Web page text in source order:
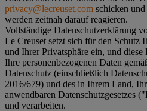
privacy@lecreuset.com schicken
werden zeitnah darauf reagieren.
Vollständige Datenschutzerklärung
Le Creuset setzt sich für den Schutz
und Ihrer Privatsphäre ein, und
Ihre personenbezogenen Daten
Datenschutz (einschließlich
2016/679) und des in Ihrem Land,
anwendbaren Datenschutzgesetzes ("
und verarbeiten.